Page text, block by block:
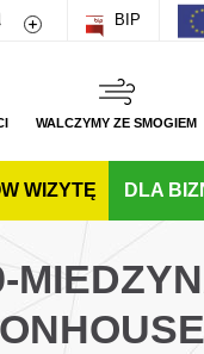
rozmiar czcionki
Zwiększ rozmiar
BIP
WALCZYMY ZE SMOGIEM
WIZYTĘ DLA